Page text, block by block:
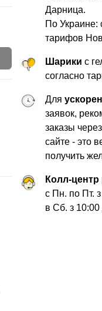
Дарница.
По Украине:
тарифов
Шарики с
согласно
Для
заявок,
заказы
сайте - это
получить
Колл-центр
с Пн. по Пт.
в Сб. з